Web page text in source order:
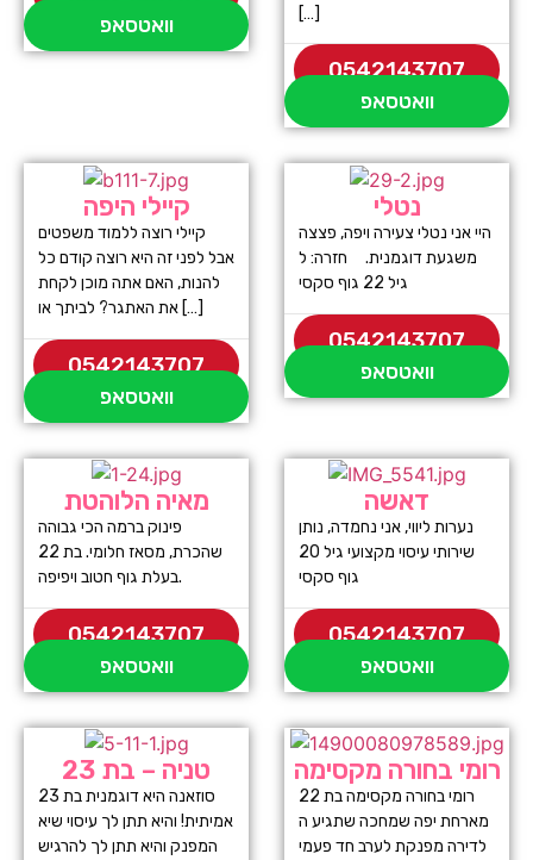
וואטסאפ
[…]
0542143707
וואטסאפ
קיילי היפה
קיילי רוצה ללמוד משפטים
אבל לפני זה היא רוצה קודם כל
להנות, האם אתה מוכן לקחת
את האתגר? לביתך או […]
0542143707
וואטסאפ
נטלי
היי אני נטלי צעירה ויפה, פצצה
משגעת דוגמנית. חזרה: ל
גיל 22 גוף סקסי
0542143707
וואטסאפ
מאיה הלוהטת
פינוק ברמה הכי גבוהה
שהכרת, מסאז חלומי. בת 22
בעלת גוף חטוב ויפיפה.
0542143707
וואטסאפ
דאשה
נערות ליווי, אני נחמדה, נותן
שירותי עיסוי מקצועי גיל 20
גוף סקסי
0542143707
וואטסאפ
טניה – בת 23
סוזאנה היא דוגמנית בת 23
אמיתית! והיא תתן לך עיסוי שיא
המפנק והיא תתן לך להרגיש
רומי בחורה מקסימה
רומי בחורה מקסימה בת 22
מארחת יפה שמחכה שתגיע ה
לדירה מפנקת לערב חד פעמי